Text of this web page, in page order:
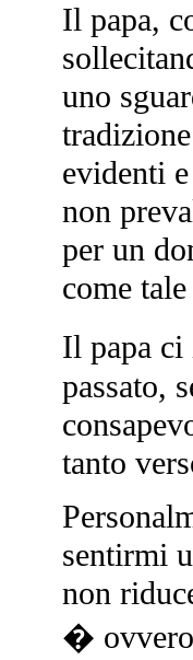
Il papa,
uno
evidenti
non
per un
come
Il papa
passato,
tanto
sentirmi
non
� ovvero